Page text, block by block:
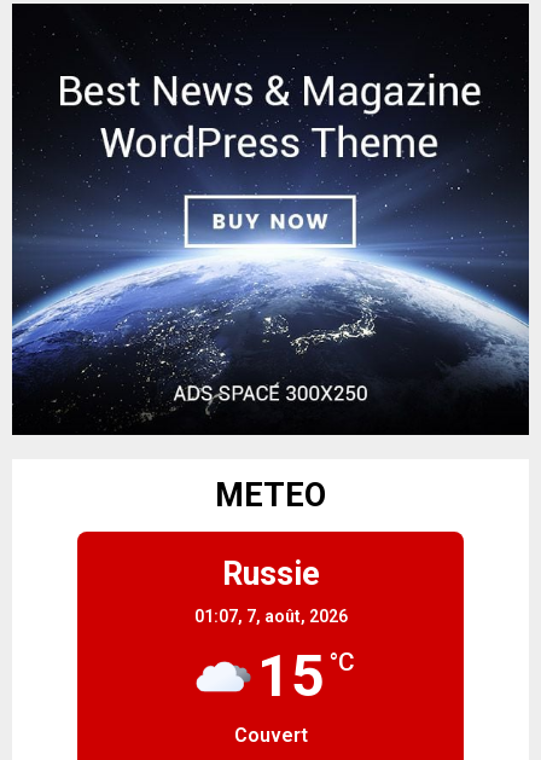
METEO
Russie
01:07, 7, août, 2026
15 °C
Couvert